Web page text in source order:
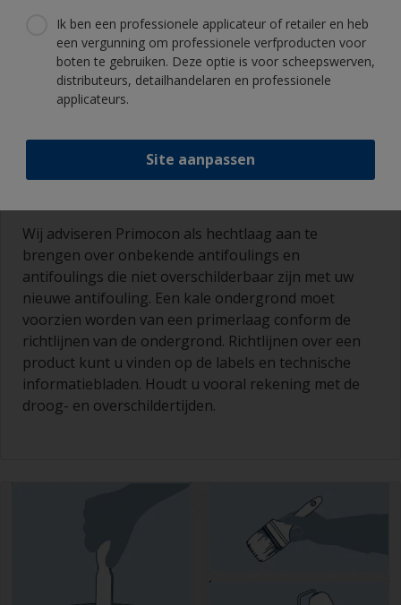
Wij adviseren Primocon als hechtlaag aan te
brengen over onbekende antifoulings en
antifoulings die niet overschilderbaar zijn met uw
nieuwe antifouling. Een kale ondergrond moet
voorzien worden van een primerlaag conform de
richtlijnen van de ondergrond. Richtlijnen over een
product kunt u vinden op de labels en technische
informatiebladen. Houdt u vooral rekening met de
droog- en overschildertijden.
Ik ben een professionele applicateur of retailer en heb
een vergunning om professionele verfproducten voor
boten te gebruiken. Deze optie is voor scheepswerven,
distributeurs, detailhandelaren en professionele
applicateurs.
Site aanpassen